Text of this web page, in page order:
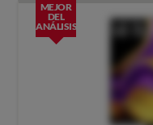
MEJOR
DEL
ANÁLISIS